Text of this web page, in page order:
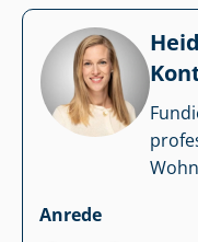
Anrede